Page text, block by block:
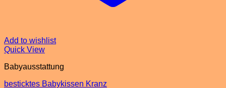
Add to wishlist
Quick View
Babyausstattung
besticktes Babykissen Kranz